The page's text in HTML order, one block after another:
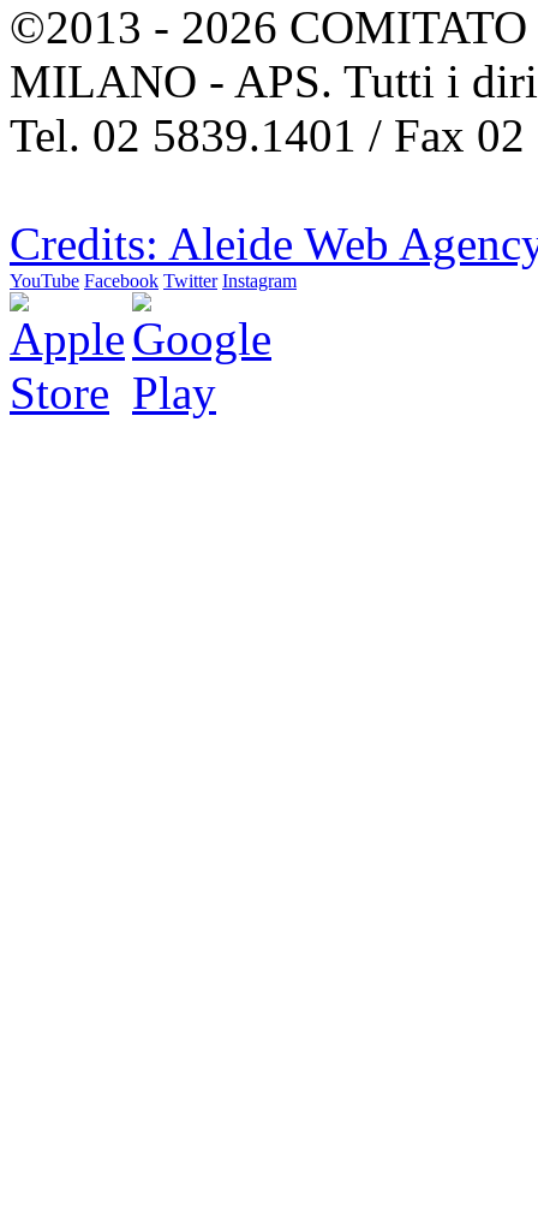
©2013 - 2026
MILANO - APS. Tutti i
Tel. 02 5839.1401 / Fax
Credits: Aleide Web
YouTube Facebook Twitter Instagram